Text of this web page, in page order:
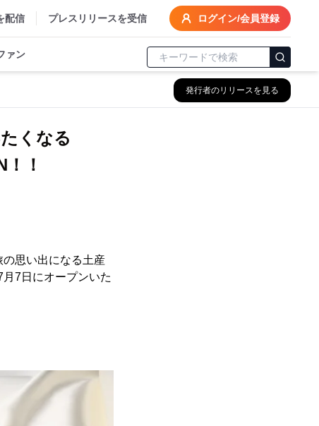
配信 プレスリリースを受信 ログイン/会員登録
ァン
発行者のリリースを見る
くなる
！
思い出になる土産
7日にオープンいた